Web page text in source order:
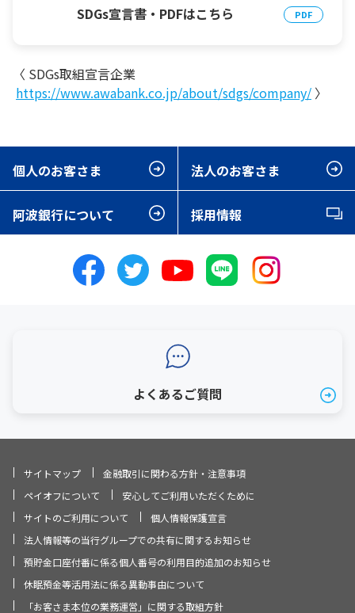
SDGs宣言書・PDFはこちら
〈 SDGs取組宣言企業
https://www.awabank.co.jp/about/sdgs/company/ 〉
個人のお客さま 法人のお客さま
阿波銀行について 採用情報
よくあるご質問
サイトマップ
金融取引に関わる方針・注意事項
ペイオフについて
安心してご利用いただくために
サイトのご利用について
個人情報保護宣言
法人情報等の当行グループでの共有に関するお知らせ
預貯金口座付番に係る個人番号の利用目的追加のお知らせ
休眠預金等活用法に係る異動事由について
「お客さま本位の業務運営」に関する取組方針